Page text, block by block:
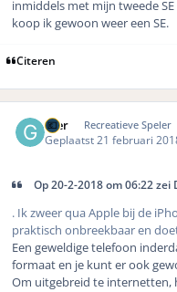
inmiddels met mijn tweede
koop ik gewoon weer een SE.
Citeren
Gier Recreatieve Speler
Geplaatst21 februari
Op 20-2-2018 om 06:22
. Ik zweer qua Apple bij de
praktisch onbreekbaar en
Een geweldige telefoon
formaat en je kunt er ook
Om uitgebreid te internetten,